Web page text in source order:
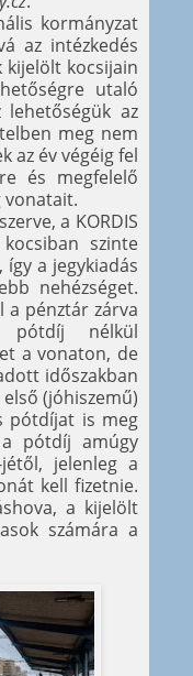
kormányzat
az intézkedés
kijelölt kocsijain
utaló
az
meg nem
az év végéig fel
és megfelelő
vonatait.
a KORDIS
szinte
a jegykiadás
nehézséget.
a pénztár zárva
nélkül
a vonaton, de
időszakban
(jóhiszemű)
pótdíjat is meg
pótdíj amúgy
jelenleg a
kell fizetnie.
a kijelölt
számára a